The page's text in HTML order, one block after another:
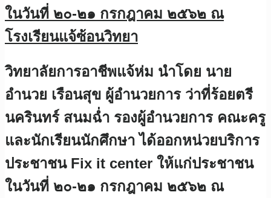
ในวันที่ ๒๐-๒๑ กรกฎาคม ๒๕๖๒ ณ
โรงเรียนแจ้ซ้อนวิทยา
วิทยาลัยการอาชีพแจ้ห่ม นำโดย นาย
อำนวย เรือนสุข ผู้อำนวยการ ว่าที่ร้อยตรี
นครินทร์ สนมฉ่ำ รองผู้อำนวยการ คณะครู
และนักเรียนนักศึกษา ได้ออกหน่วยบริการ
ประชาชน Fix it center ให้แก่ประชาชน
ในวันที่ ๒๐-๒๑ กรกฎาคม ๒๕๖๒ ณ